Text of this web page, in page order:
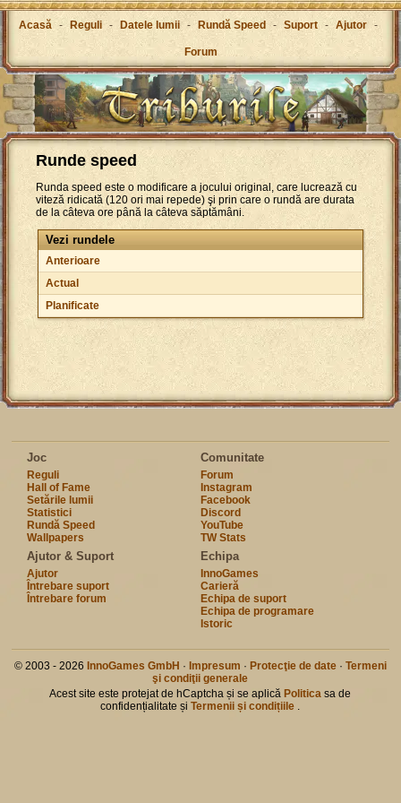
Acasă - Reguli - Datele lumii - Rundă Speed - Suport - Ajutor -
Forum
Runde speed
Runda speed este o modificare a jocului original, care lucrează cu
viteză ridicată (120 ori mai repede) şi prin care o rundă are durata
de la câteva ore până la câteva săptămâni.
Vezi rundele
Anterioare
Actual
Planificate
Joc
Reguli
Hall of Fame
Setările lumii
Statistici
Rundă Speed
Wallpapers
Comunitate
Forum
Instagram
Facebook
Discord
YouTube
TW Stats
Ajutor & Suport
Ajutor
Întrebare suport
Întrebare forum
Echipa
InnoGames
Carieră
Echipa de suport
Echipa de programare
Istoric
© 2003 - 2026 InnoGames GmbH · Impresum · Protecţie de date· Termeni
şi condiţii generale
Acest site este protejat de hCaptcha și se aplică Politica sa de
confidențialitate șiTermenii și condițiile .